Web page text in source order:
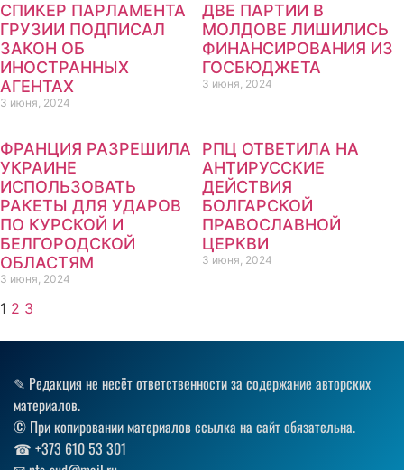
СПИКЕР ПАРЛАМЕНТА
ГРУЗИИ ПОДПИСАЛ
ЗАКОН ОБ
ИНОСТРАННЫХ
АГЕНТАХ
3 июня, 2024
ДВЕ ПАРТИИ В
МОЛДОВЕ ЛИШИЛИСЬ
ФИНАНСИРОВАНИЯ ИЗ
ГОСБЮДЖЕТА
3 июня, 2024
ФРАНЦИЯ РАЗРЕШИЛА
УКРАИНЕ
ИСПОЛЬЗОВАТЬ
РАКЕТЫ ДЛЯ УДАРОВ
ПО КУРСКОЙ И
БЕЛГОРОДСКОЙ
ОБЛАСТЯМ
3 июня, 2024
РПЦ ОТВЕТИЛА НА
АНТИРУССКИЕ
ДЕЙСТВИЯ
БОЛГАРСКОЙ
ПРАВОСЛАВНОЙ
ЦЕРКВИ
3 июня, 2024
1 2 3
✎ Редакция не несёт ответственности за содержание авторских
материалов.
© При копировании материалов ссылка на сайт обязательна.
☎︎ +373 610 53 301